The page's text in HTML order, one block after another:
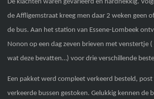
De klachten waren gevarieerd en hardnekkig.
de Affligemstraat kreeg men daar 2 weken geen
de bus. Aan het station van Essene-Lombeek
Nonon op een dag zeven brieven met venstertje
wat deze bevatten…) voor drie verschillende
Een pakket werd compleet verkeerd besteld,
verkeerde bussen gestoken. Gelukkig kennen de